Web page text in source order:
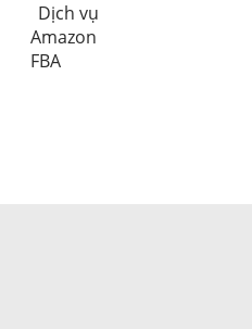
Dịch vụ
Amazon
FBA